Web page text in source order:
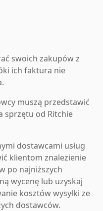
swoich zakupów z
ich faktura nie
muszą przedstawić
sprzętu od Ritchie
dostawcami usług
klientom znalezienie
po najniższych
wycenę lub uzyskaj
kosztów wysyłki ze
dostawców.